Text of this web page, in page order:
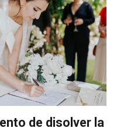
de disolver la